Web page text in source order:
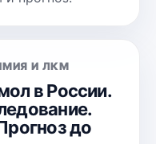
И ЛКМ
в России.
до